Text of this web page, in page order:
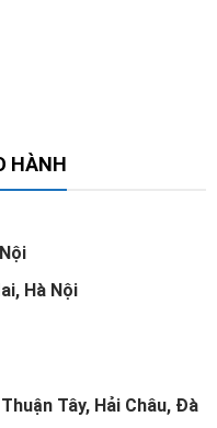
HÀNH
Hà Nội
Tây, Hải Châu, Đà